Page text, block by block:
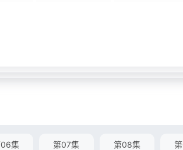
集 第07集 第08集